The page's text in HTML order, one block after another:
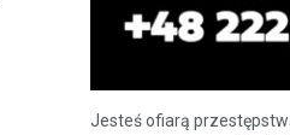
Jesteś ofiarą